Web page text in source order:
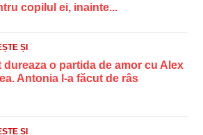
copilul ei, inainte...
ȘI
dureaza o partida de amor cu Alex
Antonia l-a făcut de râs
ȘI